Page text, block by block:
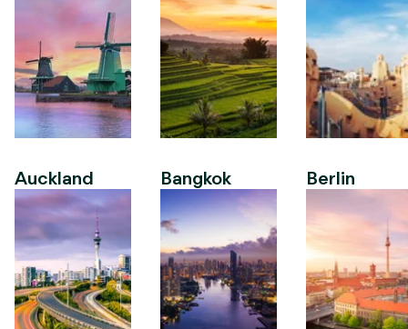
Auckland Bangkok Berlin